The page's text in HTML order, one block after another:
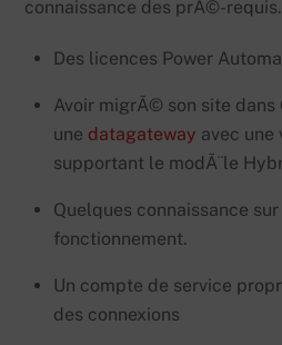
connaissance des prÃ©-requis.
Des licences Power
Avoir migrÃ© son site
une datagateway avec une
supportant le modÃ¨le
Quelques connaissance
fonctionnement.
Un compte de service
des connexions